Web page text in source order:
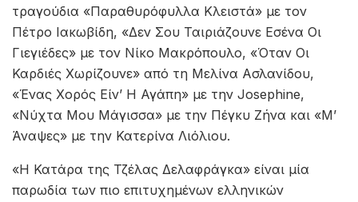
τραγούδια «Παραθυρόφυλλα Κλειστά» με τον
Πέτρο Ιακωβίδη, «Δεν Σου Ταιριάζουνε Εσένα Οι
Γιεγιέδες» με τον Νίκο Μακρόπουλο, «Όταν Οι
Καρδιές Χωρίζουνε» από τη Μελίνα Ασλανίδου,
«Ένας Χορός Είν’ Η Αγάπη» με την Josephine,
«Νύχτα Μου Μάγισσα» με την Πέγκυ Ζήνα και «Μ’
Άναψες» με την Κατερίνα Λιόλιου.
«Η Κατάρα της Τζέλας Δελαφράγκα» είναι μία
παρωδία των πιο επιτυχημένων ελληνικών